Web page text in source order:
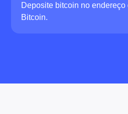
Deposite bitcoin no endereço
Bitcoin.